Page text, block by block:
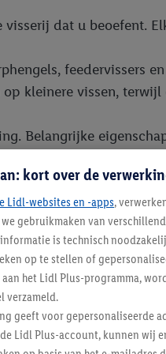
dat u beoefent.
feedervissers
kleinere vissen,
Belangrijke
gecontroleerde dril van
de meest
en
van natuurlijk aas
te ontdekken wat het
kort over de
Lidl-websites en -apps,
gebruikmaken van
is technisch
op te stellen of
het Lidl Plus-programma,
verzameld.
geeft voor gepersonaliseerde
Lidl Plus-account, kunnen wij